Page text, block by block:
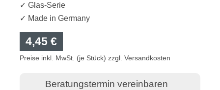
✓ Glas-Serie
✓ Made in Germany
4,45 €
Preise inkl. MwSt. (je Stück) zzgl. Versandkosten
Beratungstermin vereinbaren